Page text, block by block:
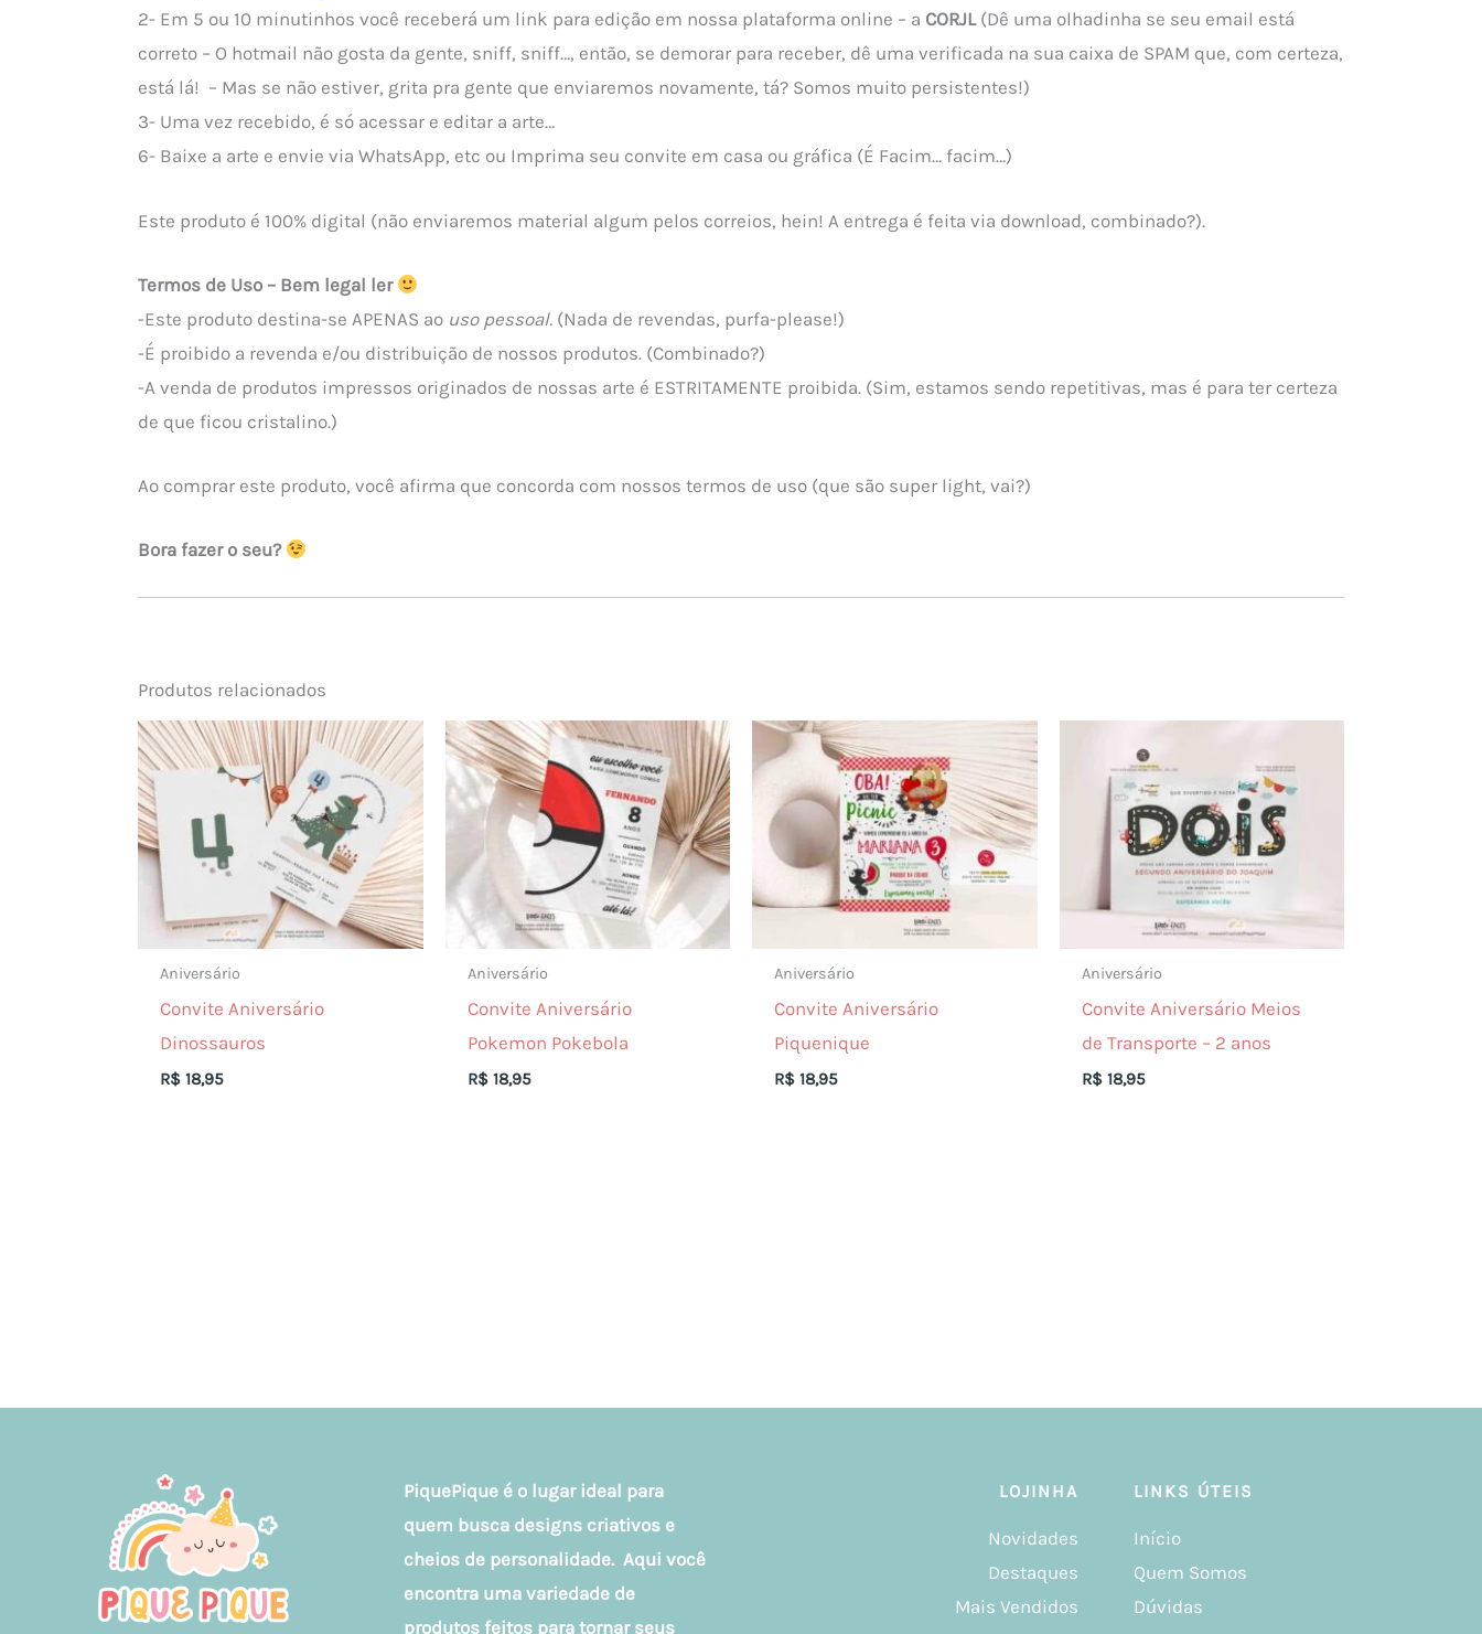
2- Em 5 ou 10 minutinhos você receberá um link para edição em nossa plataforma online – a CORJL(Dê uma olhadinha se seu email está
correto – O hotmail não gosta da gente, sniff, sniff…, então, se demorar para receber, dê uma verificada na sua caixa de SPAM que, com certeza,
está lá! – Mas se não estiver, grita pra gente que enviaremos novamente, tá? Somos muito persistentes!)
3- Uma vez recebido, é só acessar e editar a arte…
6- Baixe a arte e envie via WhatsApp, etc ou Imprima seu convite em casa ou gráfica (É Facim… facim…)
Este produto é 100% digital (não enviaremos material algum pelos correios, hein! A entrega é feita via download, combinado?).
Termos de Uso – Bem legal ler
-Este produto destina-se APENAS ao uso pessoal. (Nada de revendas, purfa-please!)
-É proibido a revenda e/ou distribuição de nossos produtos. (Combinado?)
-A venda de produtos impressos originados de nossas arte é ESTRITAMENTE proibida. (Sim, estamos sendo repetitivas, mas é para ter certeza
de que ficou cristalino.)
Ao comprar este produto, você afirma que concorda com nossos termos de uso (que são super light, vai?)
Bora fazer o seu?
Produtos relacionados
Aniversário
Convite Aniversário
Dinossauros
R$ 18,95
Aniversário
Convite Aniversário
Pokemon Pokebola
R$18,95
Aniversário
Convite Aniversário
Piquenique
R$ 18,95
Aniversário
Convite Aniversário Meios
de Transporte – 2 anos
R$18,95
PiquePique é o lugar ideal para
quem busca designs criativos e
cheios de personalidade. Aqui você
encontra uma variedade de
produtos feitos para tornar seus
LOJINHA
Novidades
Destaques
Mais Vendidos
LINKS ÚTEIS
Início
Quem Somos
Dúvidas